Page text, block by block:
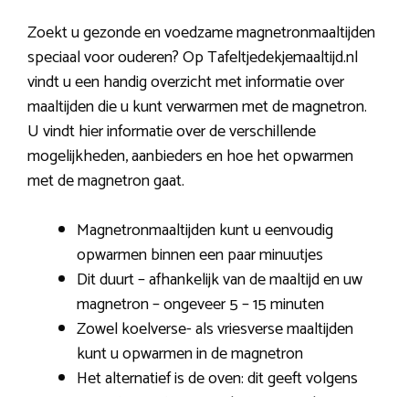
Zoekt u gezonde en voedzame magnetronmaaltijden
speciaal voor ouderen? Op Tafeltjedekjemaaltijd.nl
vindt u een handig overzicht met informatie over
maaltijden die u kunt verwarmen met de magnetron.
U vindt hier informatie over de verschillende
mogelijkheden, aanbieders en hoe het opwarmen
met de magnetron gaat.
Magnetronmaaltijden kunt u eenvoudig
opwarmen binnen een paar minuutjes
Dit duurt – afhankelijk van de maaltijd en uw
magnetron – ongeveer 5 – 15 minuten
Zowel koelverse- als vriesverse maaltijden
kunt u opwarmen in de magnetron
Het alternatief is de oven: dit geeft volgens